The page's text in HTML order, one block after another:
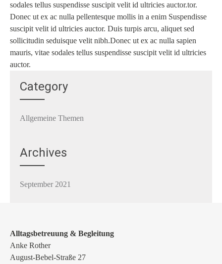
sodales tellus suspendisse suscipit velit id ultricies auctor.tor.
Donec ut ex ac nulla pellentesque mollis in a enim Suspendisse
suscipit velit id ultricies auctor. Duis turpis arcu, aliquet sed
sollicitudin seduisque velit nibh.Donec ut ex ac nulla sapien
mauris, vitae sodales tellus suspendisse suscipit velit id ultricies
auctor.
Category
Allgemeine Themen
Archives
September 2021
Alltagsbetreuung & Begleitung
Anke Rother
August-Bebel-Straße 27